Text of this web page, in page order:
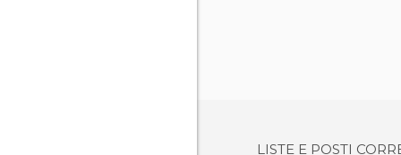
LISTE E POSTI